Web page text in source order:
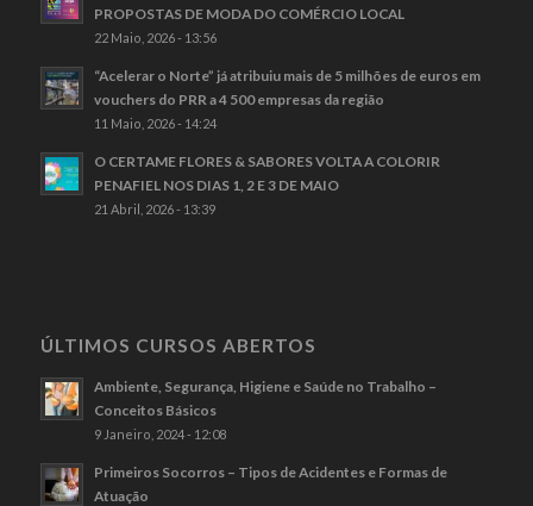
PROPOSTAS DE MODA DO COMÉRCIO LOCAL
22 Maio, 2026 - 13:56
“Acelerar o Norte” já atribuiu mais de 5 milhões de euros em
vouchers do PRR a 4 500 empresas da região
11 Maio, 2026 - 14:24
O CERTAME FLORES & SABORES VOLTA A COLORIR
PENAFIEL NOS DIAS 1, 2 E 3 DE MAIO
21 Abril, 2026 - 13:39
ÚLTIMOS CURSOS ABERTOS
Ambiente, Segurança, Higiene e Saúde no Trabalho –
Conceitos Básicos
9 Janeiro, 2024 - 12:08
Primeiros Socorros – Tipos de Acidentes e Formas de
Atuação